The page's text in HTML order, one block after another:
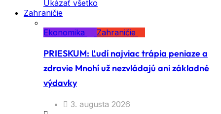
Ukázať všetko
Zahraničie
Ekonomika
Zahraničie
PRIESKUM: Ľudí najviac trápia peniaze a
zdravie Mnohí už nezvládajú ani základné
výdavky
3. augusta 2026